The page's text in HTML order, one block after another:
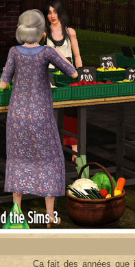
Ca fait des années